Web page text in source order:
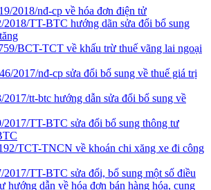
2018/nđ-cp về hóa đơn điện tử
2018/TT-BTC hướng dãn sửa đổi bổ sung
BCT-TCT về khấu trừ thuế vãng lai ngoại
2017/nđ-cp sửa đổi bổ sung về thuế giá trị
tt-btc hướng dẫn sửa đổi bổ sung về
2017/TT-BTC sửa đổi bổ sung thông tư
TCT-TNCN về khoán chi xăng xe đi công
2017/TT-BTC sửa đổi, bổ sung một số điều
hướng dẫn về hóa đơn bán hàng hóa, cung